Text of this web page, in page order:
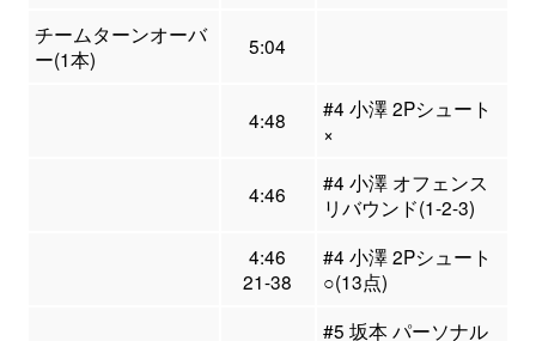
チームターンオーバ
ー(1本)
5:04
4:48
#4 小澤 2Pシュート
×
4:46
#4 小澤 オフェンス
リバウンド(1-2-3)
4:46
21-38
#4 小澤 2Pシュート
○(13点)
#5 坂本 パーソナル